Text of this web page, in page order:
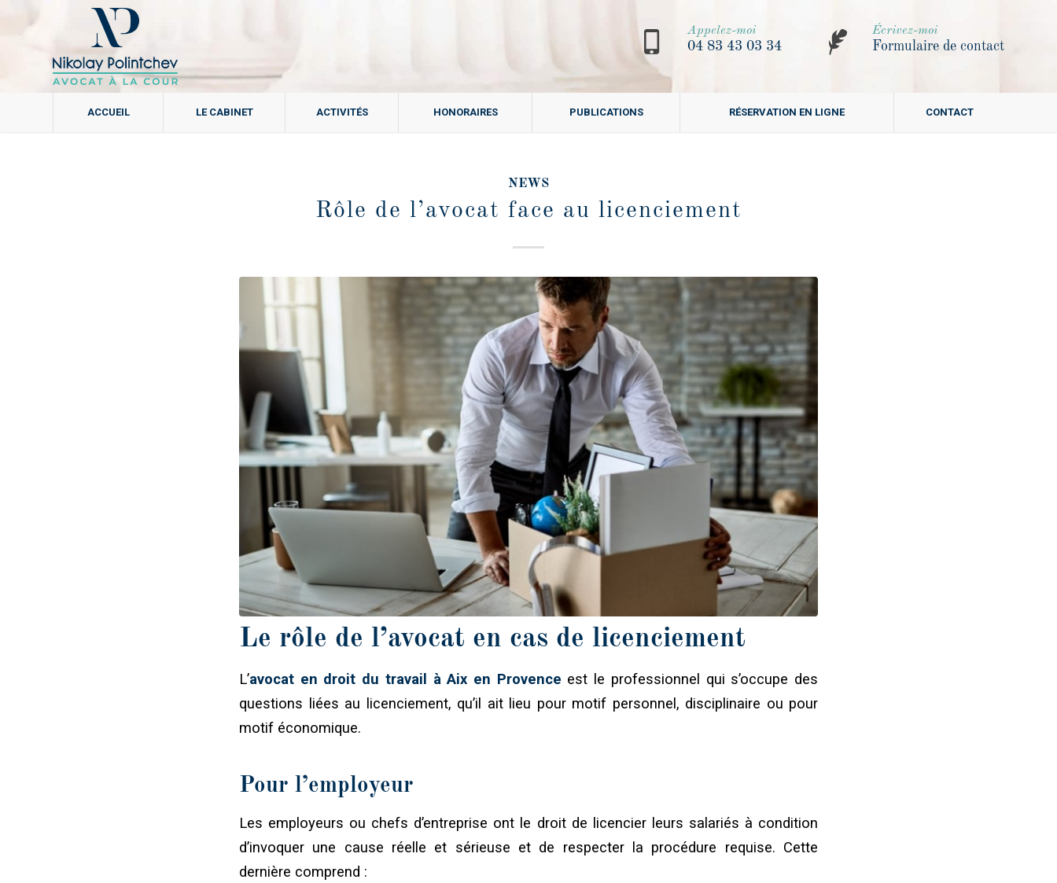
Appelez-moi
04 83 43 03 34
Écrivez-moi
Formulaire de contact
ACCUEIL LE CABINET ACTIVITÉS HONORAIRES PUBLICATIONS RÉSERVATION EN LIGNE CONTACT
NEWS
Rôle de l’avocat face au licenciement
Le rôle de l’avocat en cas de licenciement
L’avocat en droit du travail à Aix en Provence est le professionnel qui s’occupe des
questions liées au licenciement, qu’il ait lieu pour motif personnel, disciplinaire ou pour
motif économique.
Pour l’employeur
Les employeurs ou chefs d’entreprise ont le droit de licencier leurs salariés à condition
d’invoquer une cause réelle et sérieuse et de respecter la procédure requise. Cette
dernière comprend :